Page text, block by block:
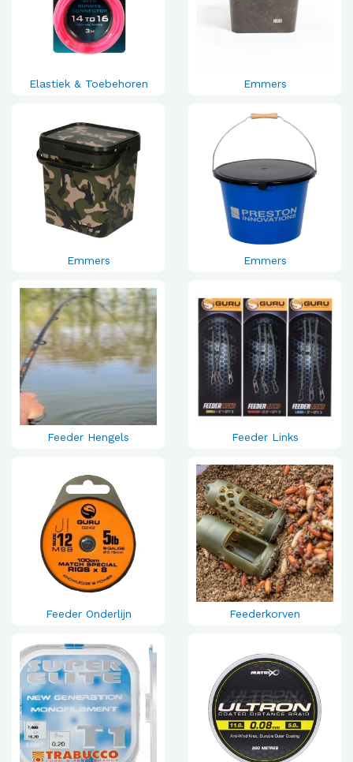
Elastiek & Toebehoren Emmers
Emmers Emmers
Feeder Hengels Feeder Links
Feeder Onderlijn Feederkorven